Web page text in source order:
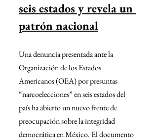
seis estados y revela un
patrón nacional
Una denuncia presentada ante la
Organización de los Estados
Americanos (OEA) por presuntas
“narcoelecciones” en seis estados del
país ha abierto un nuevo frente de
preocupación sobre la integridad
democrática en México. El documento